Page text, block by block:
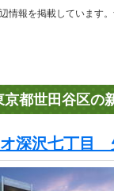
情報を掲載しています
京都世田谷区の
深沢七丁目